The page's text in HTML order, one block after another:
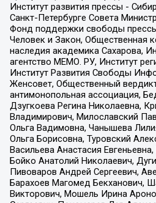
Институт развития прессы -
Санкт-Петербурге Совета
Фонд поддержки свободы
Человек и Закон, Общественная
наследия академика Сахарова,
агентство МЕМО. РУ, Институт
Институт Развития Свободы
Женсовет, Общественный
антимонопольная ассоциация,
Дзугкоева Регина Николаевна,
Владимирович, Милославский
Ольга Вадимовна, Чанышева
Ольга Борисовна, Туровский
Васильева Анастасия
Бойко Анатолий Николаевич,
Пивоваров Андрей Сергеевич,
Барахоев Магомед Бекханович,
Викторович, Мошель Ирина